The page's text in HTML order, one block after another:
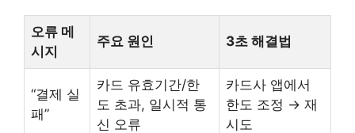
오류 메
시지
주요 원인 3초 해결법
“결제 실
패”
카드 유효기간/한
도 초과, 일시적 통
신 오류
카드사 앱에서
한도 조정 → 재
시도